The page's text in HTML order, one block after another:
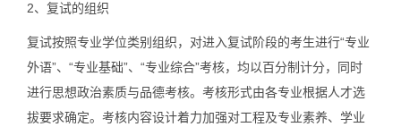
2、复试的组织
复试按照专业学位类别组织，对进入复试阶段的考生进行“专业
外语”、“专业基础”、“专业综合”考核，均以百分制计分，同时
进行思想政治素质与品德考核。考核形式由各专业根据人才选
拔要求确定。考核内容设计着力加强对工程及专业素养、学业